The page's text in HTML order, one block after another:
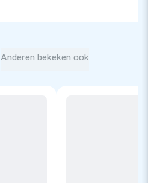
Anderen bekeken ook